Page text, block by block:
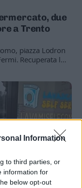
Information
to third parties, or
information for
below opt-out
due
a Trento
piazza Lodron
Recuperata la